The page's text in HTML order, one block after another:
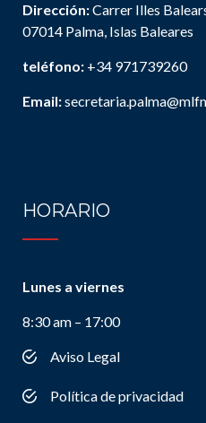
Dirección:Carrer Illes
07014 Palma, Islas Baleares
teléfono: +34 971739260
Email:
HORARIO
Lunes a viernes
8:30 am – 17:00
Aviso Legal
Política de privacidad